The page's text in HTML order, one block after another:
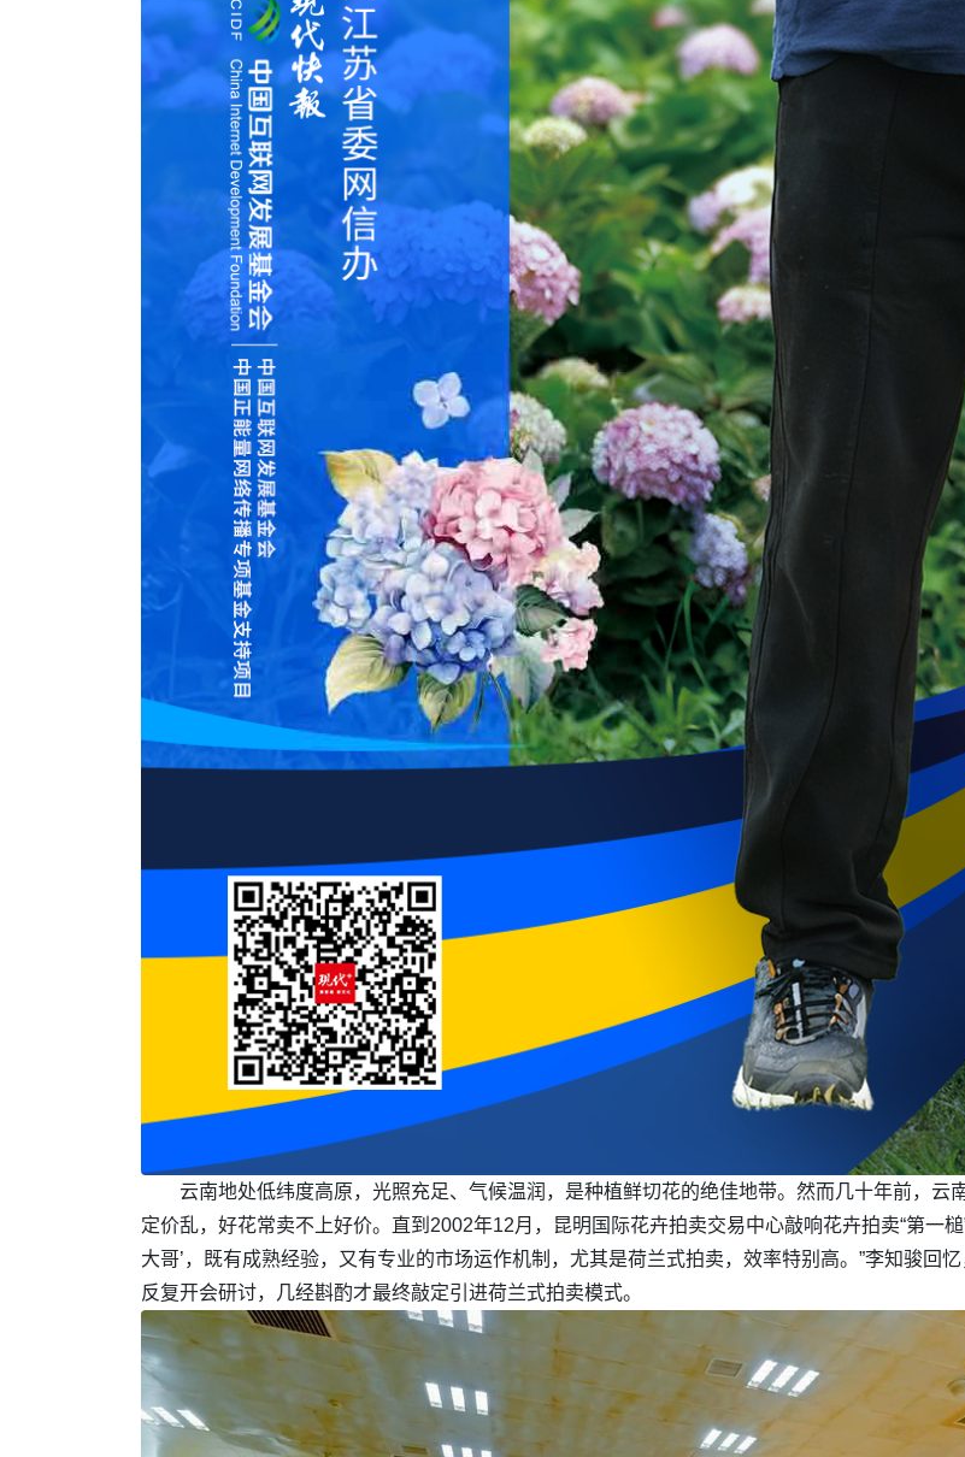
云南地处低纬度高原，光照充足、气候温润，是种植鲜切花的绝佳地带。然而几十年前，云
定价乱，好花常卖不上好价。直到2002年12月，昆明国际花卉拍卖交易中心敲响花卉拍卖“第一
大哥’，既有成熟经验，又有专业的市场运作机制，尤其是荷兰式拍卖，效率特别高。”李知骏回
反复开会研讨，几经斟酌才最终敲定引进荷兰式拍卖模式。